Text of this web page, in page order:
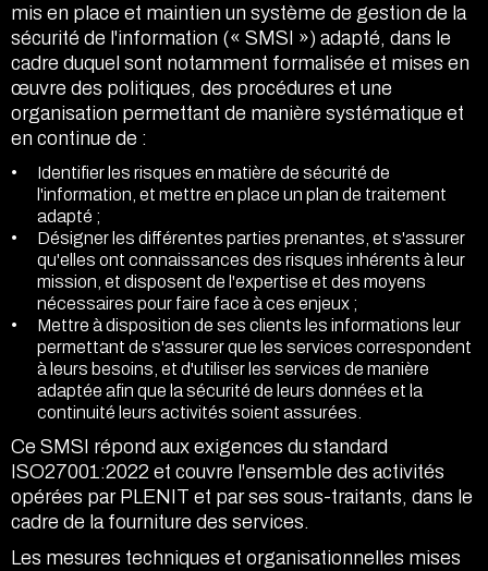
mis en place et maintien un système de gestion de la
sécurité de l'information (« SMSI ») adapté, dans le
cadre duquel sont notamment formalisée et mises en
œuvre des politiques, des procédures et une
organisation permettant de manière systématique et
en continue de :
Identifier les risques en matière de sécurité de
l'information, et mettre en place un plan de traitement
adapté ;
Désigner les différentes parties prenantes, et s'assurer
qu'elles ont connaissances des risques inhérents à leur
mission, et disposent de l'expertise et des moyens
nécessaires pour faire face à ces enjeux ;
Mettre à disposition de ses clients les informations leur
permettant de s'assurer que les services correspondent
à leurs besoins, et d'utiliser les services de manière
adaptée afin que la sécurité de leurs données et la
continuité leurs activités soient assurées.
Ce SMSI répond aux exigences du standard
ISO27001:2022 et couvre l'ensemble des activités
opérées par PLENIT et par ses sous-traitants, dans le
cadre de la fourniture des services.
Les mesures techniques et organisationnelles mises